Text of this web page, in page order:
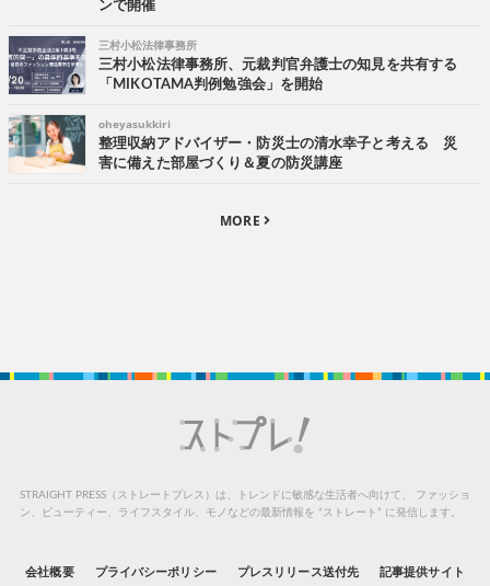
ンで開催
三村小松法律事務所
三村小松法律事務所、元裁判官弁護士の知見を共有する
「MIKOTAMA判例勉強会」を開始
oheyasukkiri
整理収納アドバイザー・防災士の清水幸子と考える 災
害に備えた部屋づくり＆夏の防災講座
MORE
STRAIGHT PRESS（ストレートプレス）は、トレンドに敏感な生活者へ向けて、
ファッショ
ン、ビューティー、ライフスタイル、モノなどの最新情報を “ストレート” に発信します。
会社概要 プライバシーポリシー プレスリリース送付先 記事提供サイト